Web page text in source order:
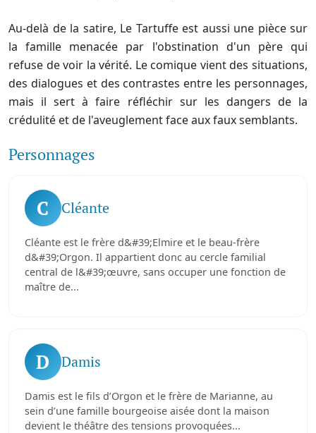
Au-delà de la satire, Le Tartuffe est aussi une pièce sur
la famille menacée par l'obstination d'un père qui
refuse de voir la vérité. Le comique vient des situations,
des dialogues et des contrastes entre les personnages,
mais il sert à faire réfléchir sur les dangers de la
crédulité et de l'aveuglement face aux faux semblants.
Personnages
C Cléante
Cléante est le frère d&#39;Elmire et le beau-frère
d&#39;Orgon. Il appartient donc au cercle familial
central de l&#39;œuvre, sans occuper une fonction de
maître de...
D Damis
Damis est le fils d’Orgon et le frère de Marianne, au
sein d’une famille bourgeoise aisée dont la maison
devient le théâtre des tensions provoquées...